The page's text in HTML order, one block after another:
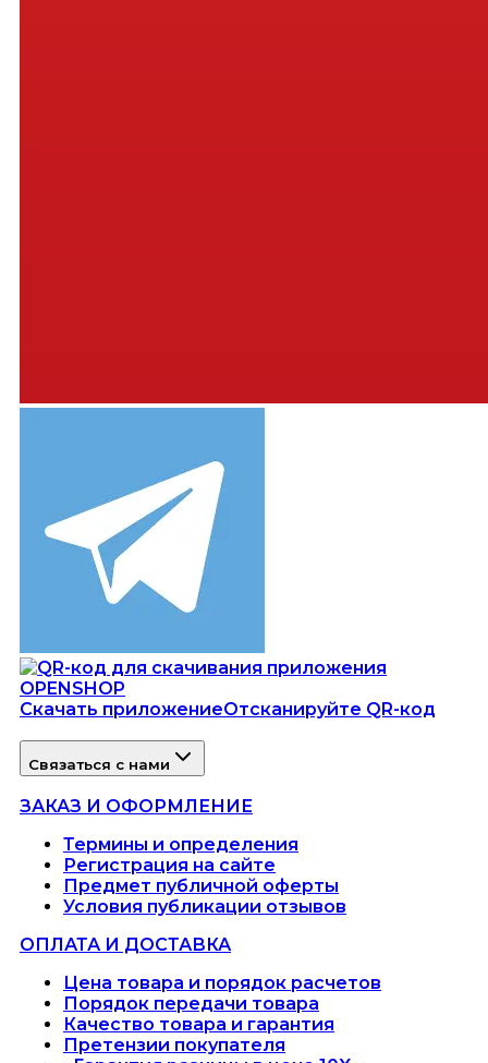
Скачать приложениеОтсканируйте QR-код
Связаться с нами
ЗАКАЗ И ОФОРМЛЕНИЕ
Термины и определения
Регистрация на сайте
Предмет публичной оферты
Условия публикации отзывов
ОПЛАТА И ДОСТАВКА
Цена товара и порядок расчетов
Порядок передачи товара
Качество товара и гарантия
Претензии покупателя